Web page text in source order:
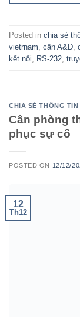
Posted in chia sẻ
vietrnam, cân A&D,
kết nối, RS-232,
CHIA SẺ THÔNG TIN
Cân phòng
phục sự cố
POSTED ON 12/12/
12
Th12